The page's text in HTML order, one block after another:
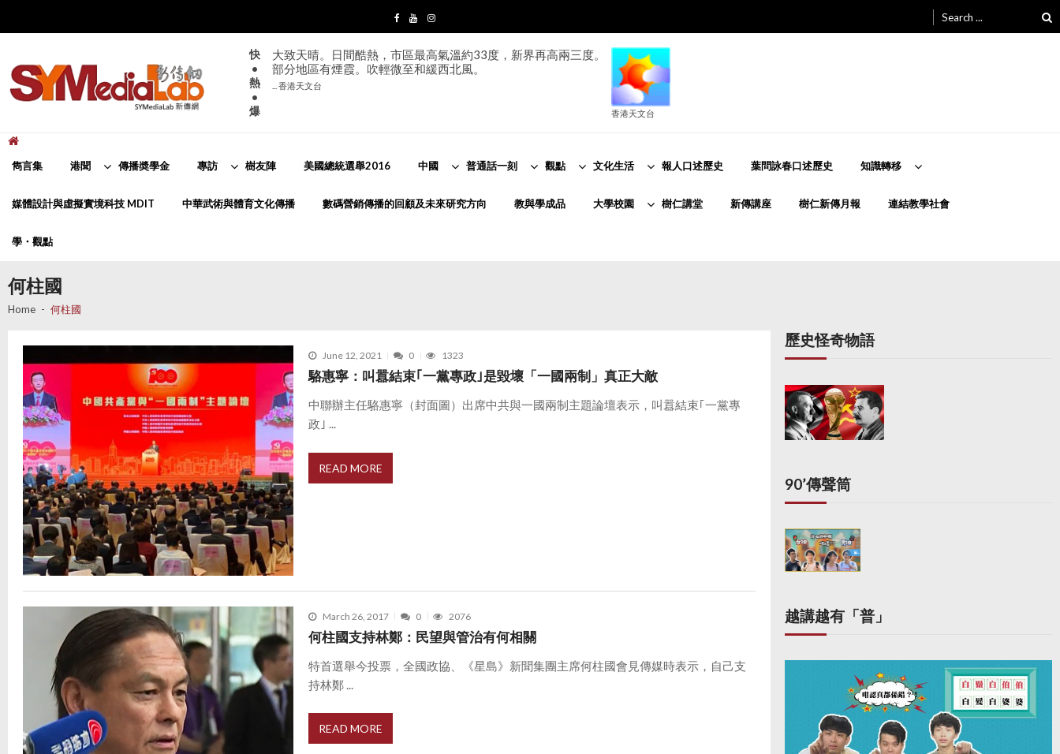
navigation
content
for:
快
•
熱
•
爆
大致天晴。日間酷熱，市區最高氣溫約33度，新界再高兩三度。
部分地區有煙霞。吹輕微至和緩西北風。
... 香港天文台
香港天文台
雋言集 港聞 傳播奬學金 專訪 樹友陣 美國總統選舉2016 中國 普通話一刻 觀點 文化生活 報人口述歷史 葉問詠春口述歷史 知識轉移
媒體設計與虛擬實境科技 MDIT 中華武術與體育文化傳播 數碼營銷傳播的回顧及未來研究方向 教與學成品 大學校園 樹仁講堂 新傳講座 樹仁新傳月報 連結教學社會
學・觀點
何柱國
Home 何柱國
June 12, 2021 0 1323
駱惠寧：叫囂結束｢一黨專政｣是毀壞「一國兩制」真正大敵
中聯辦主任駱惠寧（封面圖）出席中共與一國兩制主題論壇表示，叫囂結束｢一黨專
政｣ ...
READ MORE
March 26, 2017 0 2076
何柱國支持林鄭：民望與管治有何相關
特首選舉今投票，全國政協、《星島》新聞集團主席何柱國會見傳媒時表示，自己支
持林鄭 ...
READ MORE
歷史怪奇物語
90’傳聲筒
越講越有「普」